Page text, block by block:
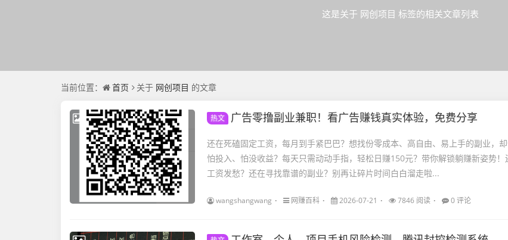
这是关于 网创项目 标签的相关文章列表
当前位置： 首页 关于 网创项目 的文章
热文 广告零撸副业兼职！看广告赚钱真实体验，免费分享
还在死磕固定工资，每月到手紧巴巴？想找份零成本、高自由、易上手的副业，却
怕投入、怕没收益？每天只需动动手指，轻松日赚150元？带你解锁躺赚新姿势！
工资发愁？还在寻找靠谱的副业？别再让碎片时间白白溜走啦...
wangshangwang 网赚百科 2026-07-21 7846 阅读 0 评论